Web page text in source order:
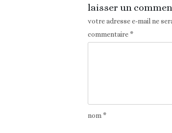
laisser un
votre adresse e-mail ne
commentaire*
nom *